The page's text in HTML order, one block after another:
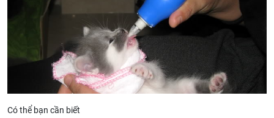
Có thể bạn cần biết